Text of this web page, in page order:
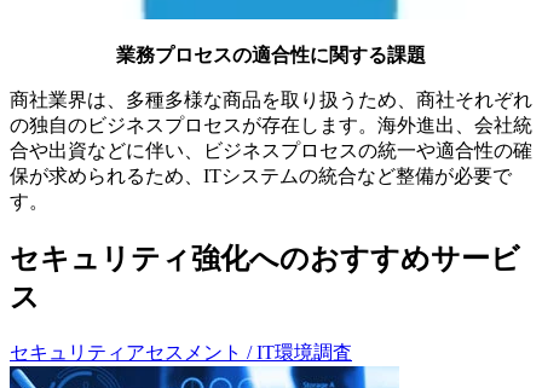
業務プロセスの適合性に関する課題
商社業界は、多種多様な商品を取り扱うため、商社それぞれ
の独自のビジネスプロセスが存在します。海外進出、会社統
合や出資などに伴い、ビジネスプロセスの統一や適合性の確
保が求められるため、ITシステムの統合など整備が必要で
す。
セキュリティ強化へのおすすめサービ
ス
セキュリティアセスメント / IT環境調査